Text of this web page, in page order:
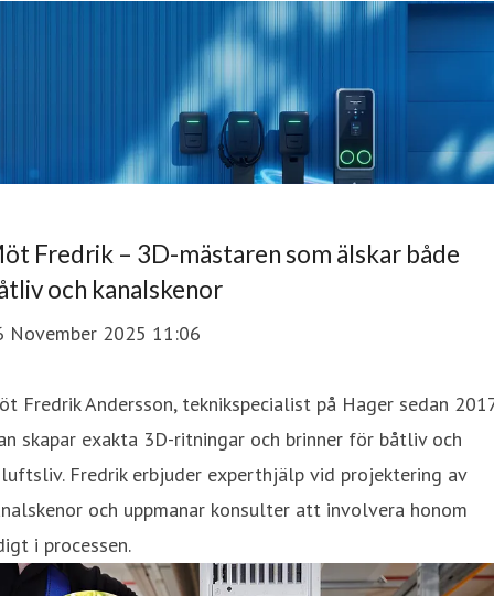
Fredrik – 3D-mästaren som älskar både
och kanalskenor
November 2025 11:06
Fredrik Andersson, teknikspecialist på Hager sedan
skapar exakta 3D-ritningar och brinner för båtliv och
Fredrik erbjuder experthjälp vid projektering av
och uppmanar konsulter att involvera honom
i processen.